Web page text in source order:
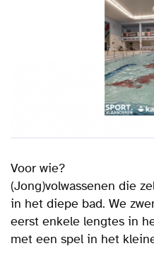
Voor wie?
(Jong)volwassenen die
in het diepe bad. We
eerst enkele lengtes in
met een spel in het